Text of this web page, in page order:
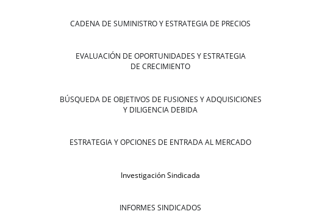
CADENA DE SUMINISTRO Y ESTRATEGIA DE PRECIOS
EVALUACIÓN DE OPORTUNIDADES Y ESTRATEGIA
DE CRECIMIENTO
BÚSQUEDA DE OBJETIVOS DE FUSIONES Y ADQUISICIONES
Y DILIGENCIA DEBIDA
ESTRATEGIA Y OPCIONES DE ENTRADA AL MERCADO
Investigación Sindicada
INFORMES SINDICADOS